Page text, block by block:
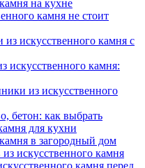
на кухне
камня не стоит
искусственного камня с
искусственного камня:
из искусственного
бетон: как выбрать
для кухни
в загородный дом
искусственного камня
камня перед